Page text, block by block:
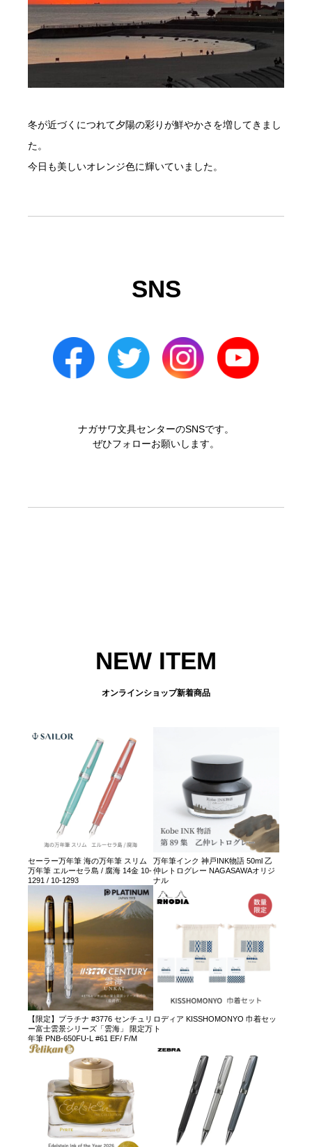
冬が近づくにつれて夕陽の彩りが鮮やかさを増してきまし
た。
今日も美しいオレンジ色に輝いていました。
SNS
ナガサワ文具センターのSNSです。
ぜひフォローお願いします。
NEW ITEM
オンラインショップ新着商品
セーラー万年筆 海の万年筆 スリム
万年筆 エルーセラ島 / 腐海 14金 10-
1291 / 10-1293
万年筆インク 神戸INK物語 50ml 乙
仲レトログレー NAGASAWAオリジ
ナル
【限定】プラチナ #3776 センチュリ
ー富士雲景シリーズ「雲海」 限定万
年筆 PNB-650FU-L #61 EF/ F/M
ロディア KISSHOMONYO 巾着セッ
ト